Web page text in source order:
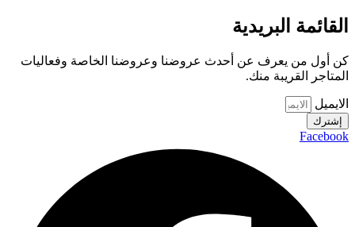
القائمة البريدية
كن أول من يعرف عن أحدث عروضنا وعروضنا الخاصة وفعاليات
المتاجر القريبة منك.
الايميل
إشترك
Facebook